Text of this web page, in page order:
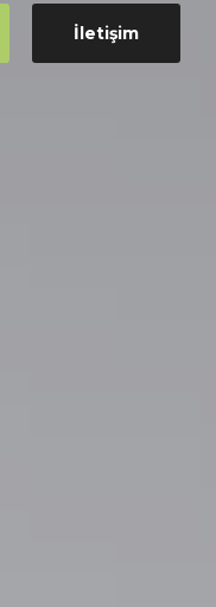
İletişim